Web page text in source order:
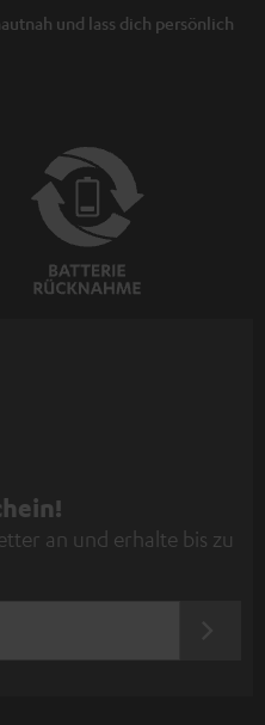
und lass dich persönlich
an und erhalte bis zu